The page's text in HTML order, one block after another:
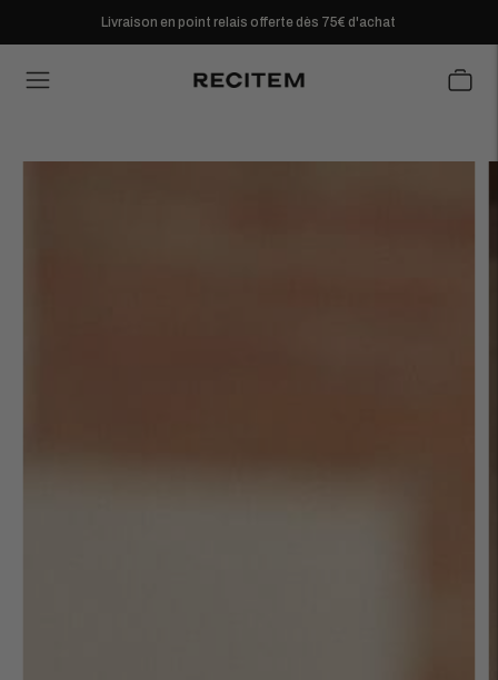
Livraison en point relais offerte dès 75€ d'achat